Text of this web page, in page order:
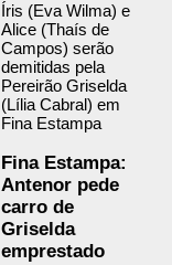
Íris (Eva Wilma) e
Alice (Thaís de
Campos) serão
demitidas pela
Pereirão Griselda
(Lília Cabral) em
Fina Estampa
Fina Estampa:
Antenor pede
carro de
Griselda
emprestado